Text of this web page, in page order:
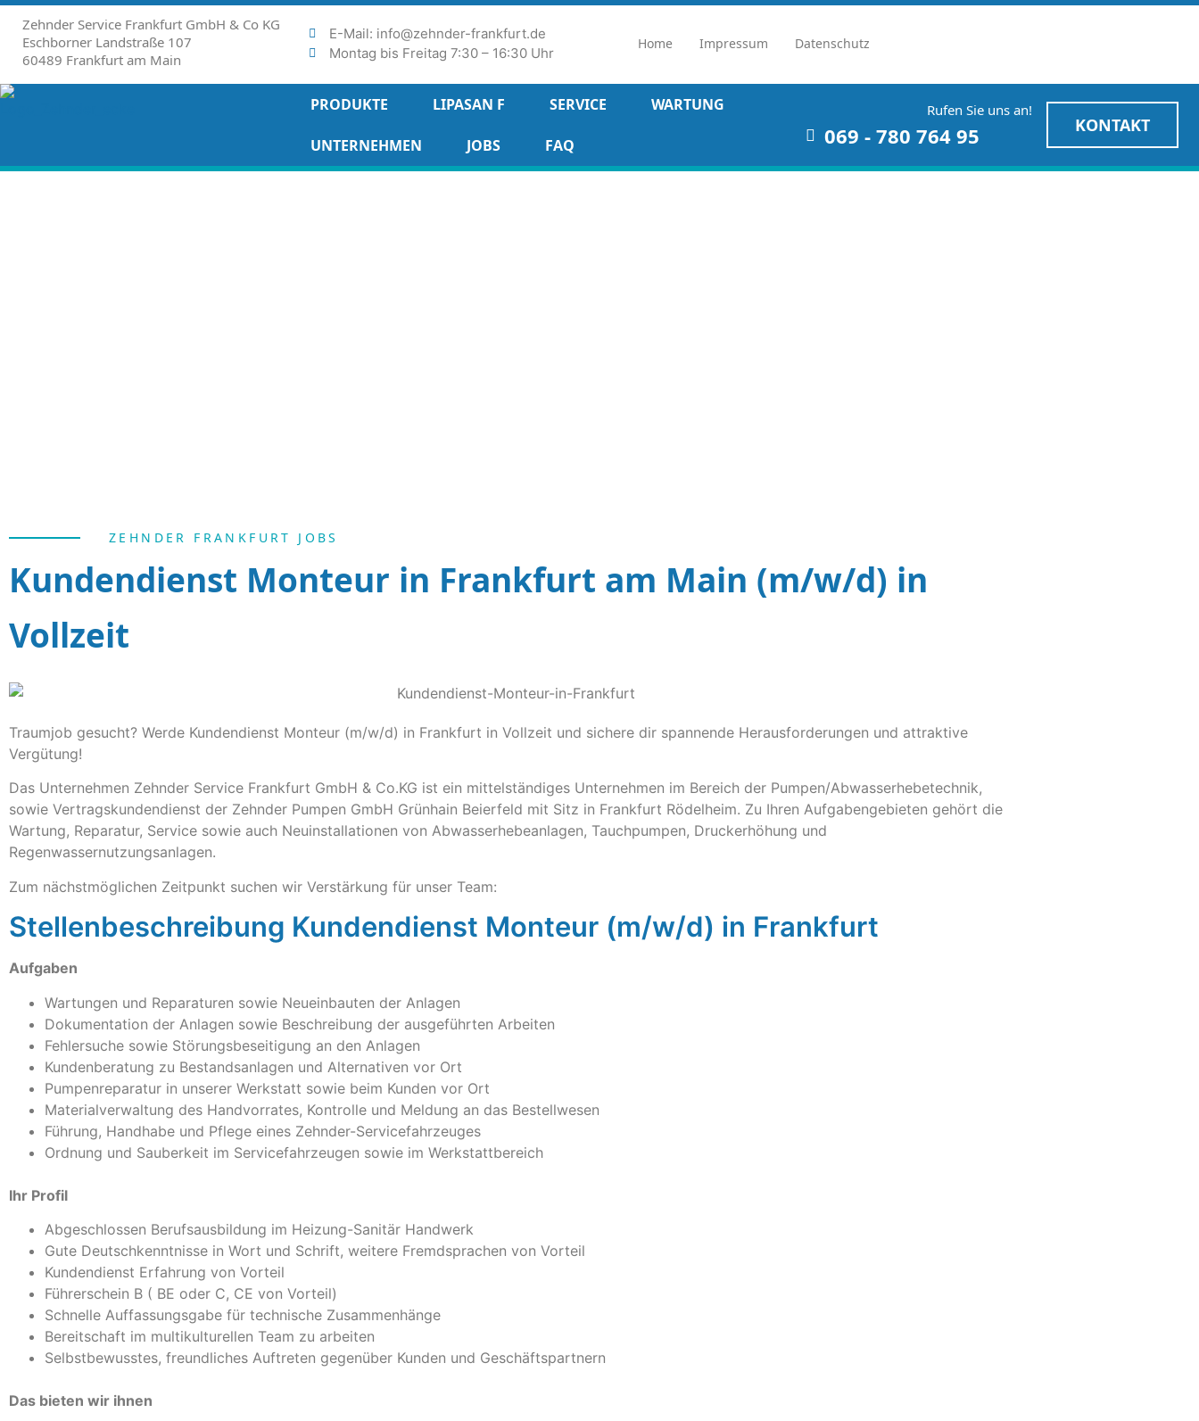
Zehnder Service Frankfurt GmbH & Co KG
Eschborner Landstraße 107
60489 Frankfurt am Main
E-Mail: info@zehnder-frankfurt.de
Montag bis Freitag 7:30 – 16:30 Uhr
Home Impressum Datenschutz
PRODUKTE LIPASAN F SERVICE WARTUNG
UNTERNEHMEN JOBS FAQ
Rufen Sie uns an!
069 - 780 764 95 KONTAKT
ZEHNDER FRANKFURT JOBS
Kundendienst Monteur in Frankfurt am Main (m/w/d) in
Vollzeit
Traumjob gesucht? Werde Kundendienst Monteur (m/w/d) in Frankfurt in Vollzeit und sichere dir spannende Herausforderungen und attraktive
Vergütung!
Das Unternehmen Zehnder Service Frankfurt GmbH & Co.KG ist ein mittelständiges Unternehmen im Bereich der Pumpen/Abwasserhebetechnik,
sowie Vertragskundendienst der Zehnder Pumpen GmbH Grünhain Beierfeld mit Sitz in Frankfurt Rödelheim. Zu Ihren Aufgabengebieten gehört die
Wartung, Reparatur, Service sowie auch Neuinstallationen von Abwasserhebeanlagen, Tauchpumpen, Druckerhöhung und
Regenwassernutzungsanlagen.
Zum nächstmöglichen Zeitpunkt suchen wir Verstärkung für unser Team:
Stellenbeschreibung Kundendienst Monteur (m/w/d) in Frankfurt
Aufgaben
Wartungen und Reparaturen sowie Neueinbauten der Anlagen
Dokumentation der Anlagen sowie Beschreibung der ausgeführten Arbeiten
Fehlersuche sowie Störungsbeseitigung an den Anlagen
Kundenberatung zu Bestandsanlagen und Alternativen vor Ort
Pumpenreparatur in unserer Werkstatt sowie beim Kunden vor Ort
Materialverwaltung des Handvorrates, Kontrolle und Meldung an das Bestellwesen
Führung, Handhabe und Pflege eines Zehnder-Servicefahrzeuges
Ordnung und Sauberkeit im Servicefahrzeugen sowie im Werkstattbereich
Ihr Profil
Abgeschlossen Berufsausbildung im Heizung-Sanitär Handwerk
Gute Deutschkenntnisse in Wort und Schrift, weitere Fremdsprachen von Vorteil
Kundendienst Erfahrung von Vorteil
Führerschein B ( BE oder C, CE von Vorteil)
Schnelle Auffassungsgabe für technische Zusammenhänge
Bereitschaft im multikulturellen Team zu arbeiten
Selbstbewusstes, freundliches Auftreten gegenüber Kunden und Geschäftspartnern
Das bieten wir ihnen